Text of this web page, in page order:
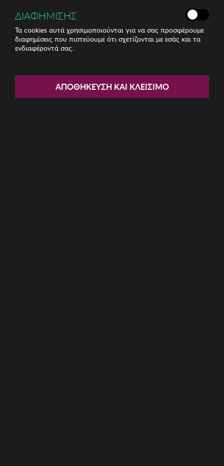
Σετ Διπλή Παπλωματοθήκη Από
ΔΙΑΦΗΜΙΣΗΣ
Τα cookies αυτά χρησιμοποιούνται για να σας προσφέρουμε
διαφημίσεις που πιστεύουμε ότι σχετίζονται με εσάς και τα
ενδιαφέροντά σας.
ΑΠΟΘΉΚΕΥΣΗ ΚΑΙ ΚΛΕΊΣΙΜΟ